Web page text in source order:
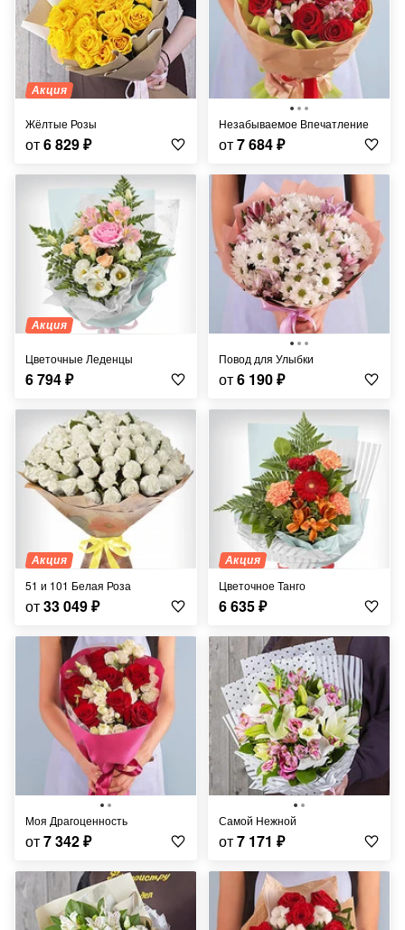
Акция
Жёлтые Розы
от6 829₽
Незабываемое Впечатление
от7 684₽
Акция
Цветочные Леденцы
6 794₽
Повод для Улыбки
от6 190₽
Акция
51 и 101 Белая Роза
от33 049₽
Акция
Цветочное Танго
6 635₽
Моя Драгоценность
от7 342₽
Самой Нежной
от7 171 ₽